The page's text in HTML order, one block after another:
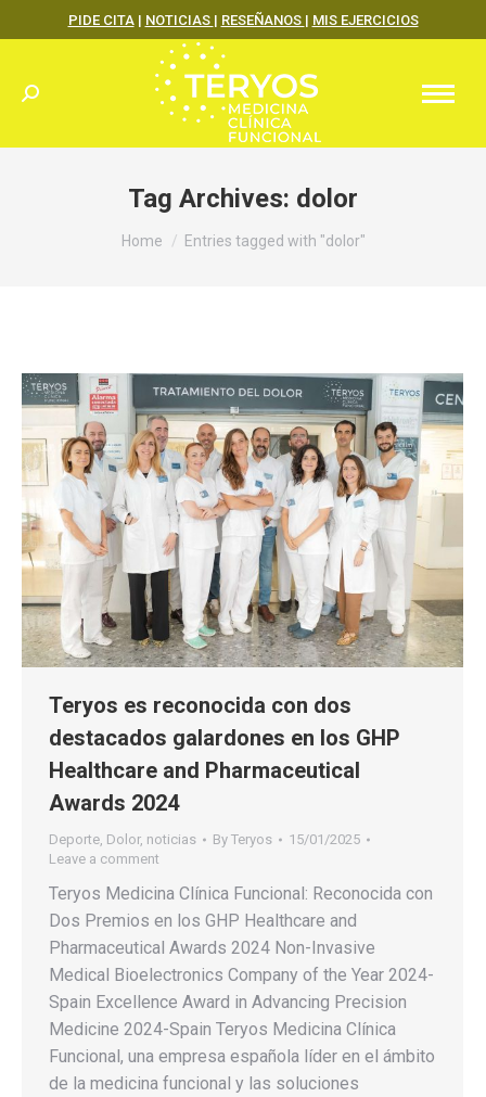
PIDE CITA| NOTICIAS | RESEÑANOS | MIS EJERCICIOS
Search:
Tag Archives: dolor
You are here:
Home Entries tagged with "dolor"
Teryos es reconocida con dos
destacados galardones en los GHP
Healthcare and Pharmaceutical
Awards 2024
Deporte, Dolor, noticias By Teryos
15/01/2025
Leave a comment
Teryos Medicina Clínica Funcional: Reconocida con
Dos Premios en los GHP Healthcare and
Pharmaceutical Awards 2024 Non-Invasive
Medical Bioelectronics Company of the Year 2024-
Spain Excellence Award in Advancing Precision
Medicine 2024-Spain Teryos Medicina Clínica
Funcional, una empresa española líder en el ámbito
de la medicina funcional y las soluciones